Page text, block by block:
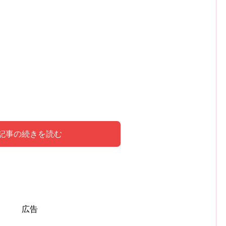
事の続きを読む
太がシウマに占われた内容はこち
広告